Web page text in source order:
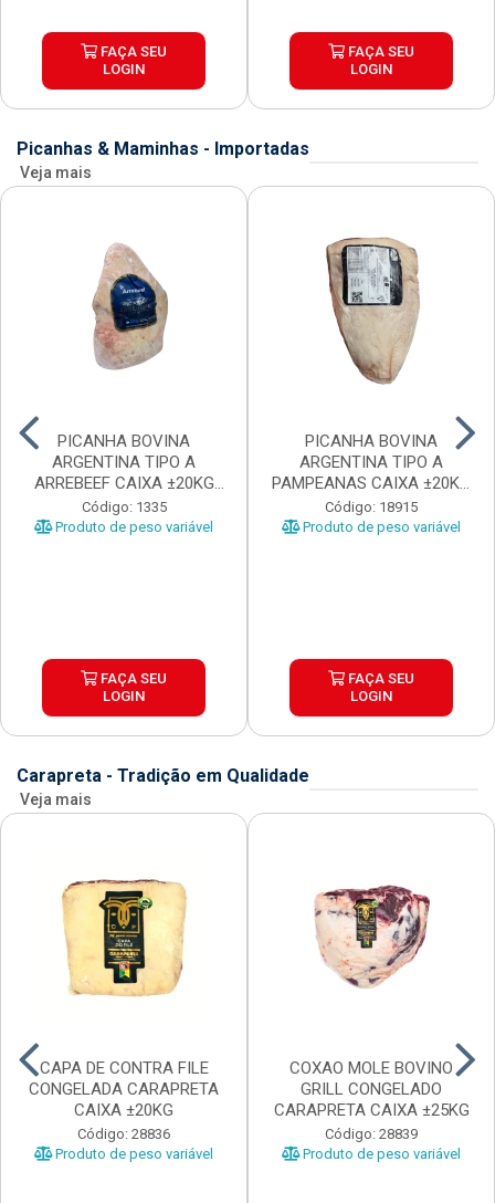
FAÇA SEU
LOGIN
FAÇA SEU
LOGIN
Picanhas & Maminhas - Importadas
Veja mais
PICANHA BOVINA
ARGENTINA TIPO A
ARREBEEF CAIXA ±20KG
PEÇAS 1...
Código: 1335
Produto de peso variável
FAÇA SEU
LOGIN
PICANHA BOVINA
ARGENTINA TIPO A
PAMPEANAS CAIXA ±20KG
PEÇAS ...
Código: 18915
Produto de peso variável
FAÇA SEU
LOGIN
Carapreta - Tradição em Qualidade
Veja mais
CAPA DE CONTRA FILE
CONGELADA CARAPRETA
CAIXA ±20KG
Código: 28836
Produto de peso variável
COXAO MOLE BOVINO
GRILL CONGELADO
CARAPRETA CAIXA ±25KG
Código: 28839
Produto de peso variável